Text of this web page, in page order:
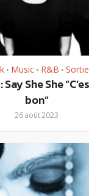
• Music • R&B •
She She
bon”
26 août 2023